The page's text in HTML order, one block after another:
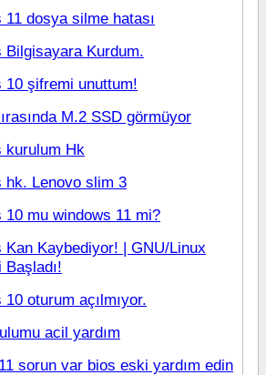
11 dosya silme hatası
Bilgisayara Kurdum.
10 şifremi unuttum!
M.2 SSD görmüyor
kurulum Hk
hk. Lenovo slim 3
10 mu windows 11 mi?
Kan Kaybediyor! | GNU/Linux
oturum açılmıyor.
acil yardım
sorun var bios eski yardım edin